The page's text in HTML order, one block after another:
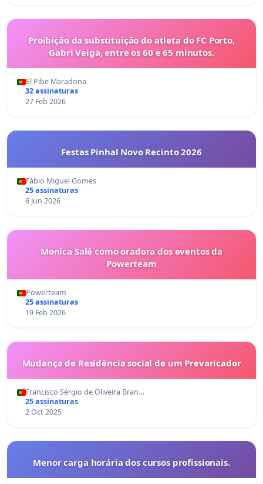
Proibição da substituição do atleta do FC Porto,
Gabri Veiga, entre os 60 e 65 minutos.
El Pibe Maradona
32 assinaturas
27 Feb 2026
Festas Pinhal Novo Recinto 2026
Fábio Miguel Gomes
25 assinaturas
6 Jun 2026
Monica Salé como oradora dos eventos da
Powerteam
Powerteam
25 assinaturas
19 Feb 2026
Mudança de Residência social de um Prevaricador
Francisco Sérgio de Oliveira Bran…
25 assinaturas
2 Oct 2025
Menor carga horária dos cursos profissionais.